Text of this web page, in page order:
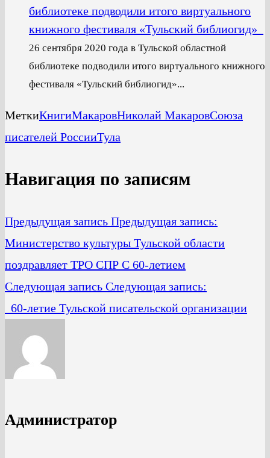
библиотеке подводили итого виртуального
книжного фестиваля «Тульский библиогид»
26 сентября 2020 года в Тульской областной
библиотеке подводили итого виртуального книжного
фестиваля «Тульский библиогид»...
МеткиКнигиМакаровНиколай МакаровСоюза
писателей РоссииТула
Навигация по записям
Предыдущая запись Предыдущая запись:
Министерство культуры Тульской области
поздравляет ТРО СПР С 60-летием
Следующая запись Следующая запись:
60-летие Тульской писательской организации
Администратор